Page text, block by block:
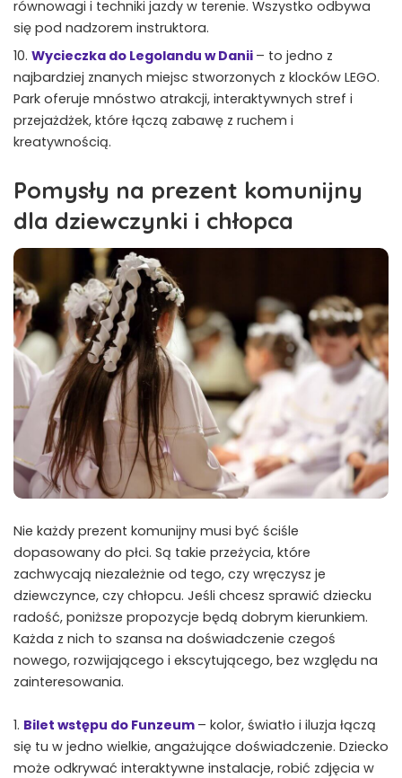
równowagi i techniki jazdy w terenie. Wszystko odbywa
się pod nadzorem instruktora.
Wycieczka do Legolandu w Danii – to jedno z
najbardziej znanych miejsc stworzonych z klocków LEGO.
Park oferuje mnóstwo atrakcji, interaktywnych stref i
przejażdżek, które łączą zabawę z ruchem i
kreatywnością.
Pomysły na prezent komunijny
dla dziewczynki i chłopca
Nie każdy prezent komunijny musi być ściśle
dopasowany do płci. Są takie przeżycia, które
zachwycają niezależnie od tego, czy wręczysz je
dziewczynce, czy chłopcu. Jeśli chcesz sprawić dziecku
radość, poniższe propozycje będą dobrym kierunkiem.
Każda z nich to szansa na doświadczenie czegoś
nowego, rozwijającego i ekscytującego, bez względu na
zainteresowania.
Bilet wstępu do Funzeum – kolor, światło i iluzja łączą
się tu w jedno wielkie, angażujące doświadczenie. Dziecko
może odkrywać interaktywne instalacje, robić zdjęcia w